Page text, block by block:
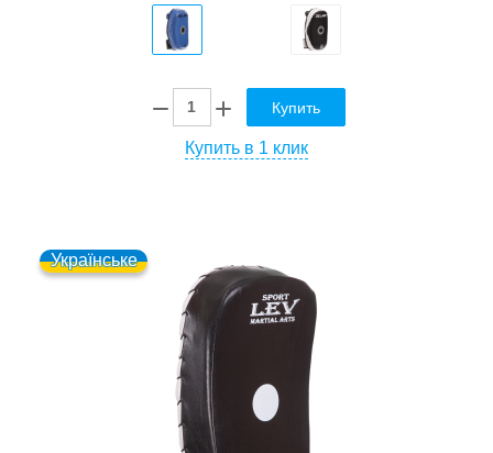
Купить
Купить в 1 клик
Українське